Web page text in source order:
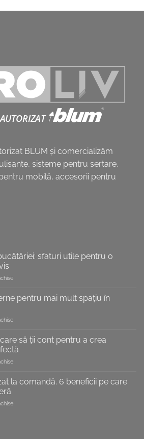
BLUM și comercializăm
sisteme pentru sertare,
mobilă, accesorii pentru
sfaturi utile pentru o
pentru
bucătăriei:
sfaturi
pentru
bucătărie
de
pentru mai mult spațiu în
pentru
soluții
moderne
pentru
mai
spațiu
să ții cont pentru a crea
pentru
aspecte
să
la comandă. 6 beneficii pe care
pentru